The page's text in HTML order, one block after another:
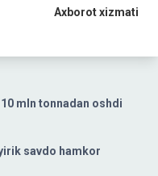
mln tonnadan oshdi
savdo hamkor
Axborot xizmati